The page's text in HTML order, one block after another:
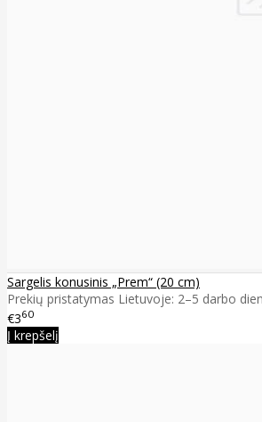
Sargelis konusinis „Prem“ (20 cm)
Prekių pristatymas Lietuvoje: 2–5 darbo
€360
Į krepšelį